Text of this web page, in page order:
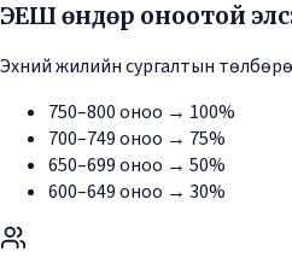
ЭЕШ өндөр оноотой
Эхний жилийн сургалтын
750–800 оноо → 100%
700–749 оноо → 75%
650–699 оноо → 50%
600–649 оноо → 30%